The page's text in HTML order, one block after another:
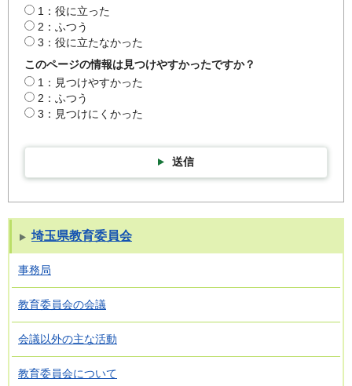
1：役に立った
2：ふつう
3：役に立たなかった
このページの情報は見つけやすかったですか？
1：見つけやすかった
2：ふつう
3：見つけにくかった
送信
埼玉県教育委員会
事務局
教育委員会の会議
会議以外の主な活動
教育委員会について